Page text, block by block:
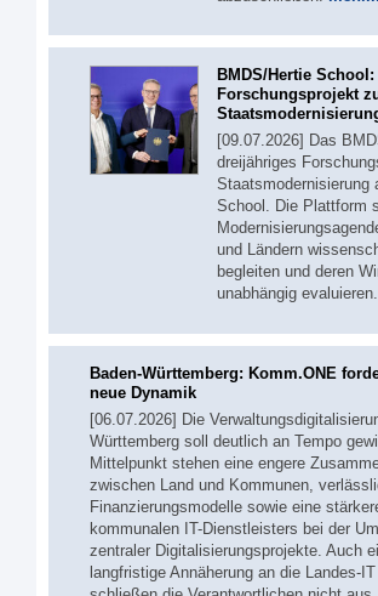
BMDS/Hertie School:
Forschungsprojekt
[09.07.2026] Das
dreijähriges
Staatsmodernisierung
School. Die Plattform
und Ländern
begleiten und deren
unabhängig evaluieren.
Baden-Württemberg: Komm.ONE
neue Dynamik
[06.07.2026] Die
Württemberg soll deutlich an Tempo
Mittelpunkt stehen eine engere
zwischen Land und Kommunen,
Finanzierungsmodelle sowie eine
kommunalen IT-Dienstleisters bei der
zentraler Digitalisierungsprojekte. Auch
langfristige Annäherung an die Landes-